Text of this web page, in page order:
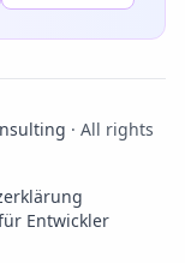
· All rights
Entwickler